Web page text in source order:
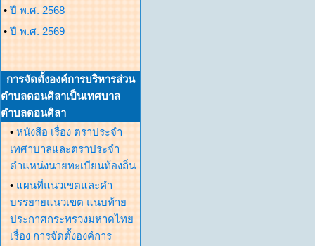
• ปี พ.ศ. 2568
• ปี พ.ศ. 2569
การจัดตั้งองค์การบริหารส่วน
ตำบลดอนศิลาเป็นเทศบาล
ตำบลดอนศิลา
• หนังสือ เรื่อง ตราประจำ
เทศาบาลและตราประจำ
ตำแหน่งนายทะเบียนท้องถิ่น
• แผนที่แนวเขตและคำ
บรรยายแนวเขต แนบท้าย
ประกาศกระทรวงมหาดไทย
เรื่อง การจัดตั้งองค์การ